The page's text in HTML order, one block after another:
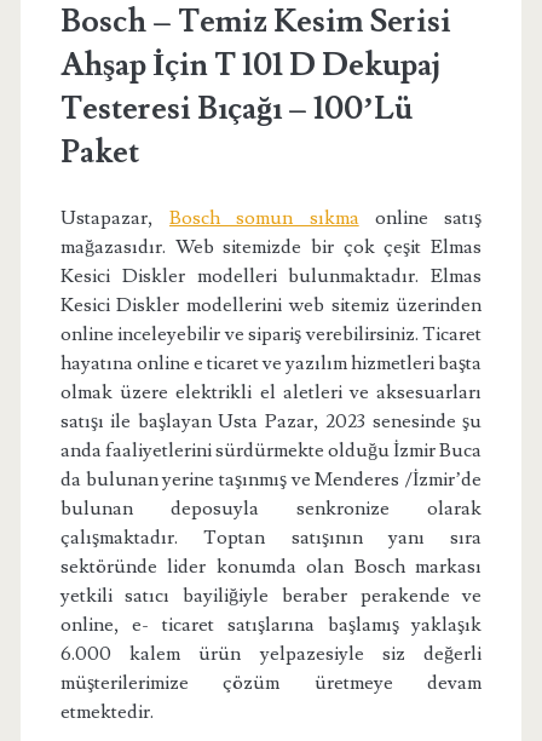
Bosch – Temiz Kesim Serisi
Ahşap İçin T 101 D Dekupaj
Testeresi Bıçağı – 100’Lü
Paket
Ustapazar,Bosch somun sıkmaonline satış
mağazasıdır. Web sitemizde bir çok çeşit Elmas
Kesici Diskler modelleri bulunmaktadır. Elmas
Kesici Diskler modellerini web sitemiz üzerinden
online inceleyebilir ve sipariş verebilirsiniz. Ticaret
hayatına online e ticaret ve yazılım hizmetleri başta
olmak üzere elektrikli el aletleri ve aksesuarları
satışı ile başlayan Usta Pazar, 2023 senesinde şu
anda faaliyetlerini sürdürmekte olduğu İzmir Buca
da bulunan yerine taşınmış ve Menderes /İzmir’de
bulunan deposuyla senkronize olarak
çalışmaktadır. Toptan satışının yanı sıra
sektöründe lider konumda olan Bosch markası
yetkili satıcı bayiliğiyle beraber perakende ve
online, e- ticaret satışlarına başlamış yaklaşık
6.000 kalem ürün yelpazesiyle siz değerli
müşterilerimize çözüm üretmeye devam
etmektedir.